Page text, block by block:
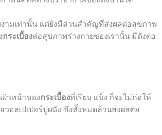
ามเท่านั้น แต่ยังมีส่วนสำคัญที่ส่งผลต่อสุขภาพ
กระเบื้องต่อสุขภาพร่างกายของเรานั้น มีดังต่อ
ผิวหน้าของกระเบื้องที่เรียบ แข็ง ก็จะไม่ก่อให้
อลเปเปอร์ปูผนัง ซึ่งทั้งหมดล้วนส่งผลต่อ